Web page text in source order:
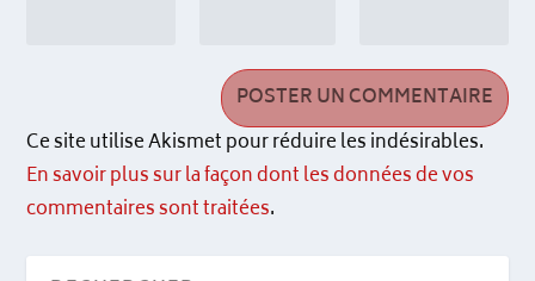
Ce site utilise Akismet pour réduire les indésirables.
En savoir plus sur la façon dont les données de vos
commentaires sont traitées.